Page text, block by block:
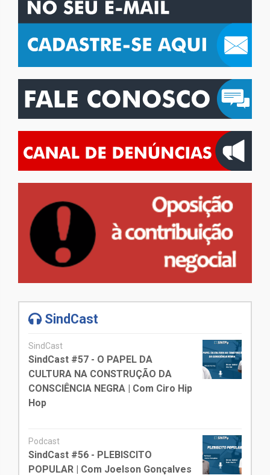
SindCast
SindCast
SindCast #57 - O PAPEL DA
CULTURA NA CONSTRUÇÃO DA
CONSCIÊNCIA NEGRA | Com Ciro Hip
Hop
Podcast
SindCast #56 - PLEBISCITO
POPULAR | Com Joelson Gonçalves